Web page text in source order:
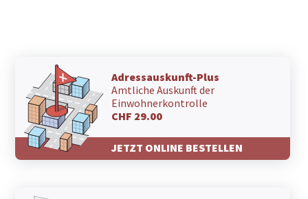
Adressauskunft-Plus
Amtliche Auskunft der
Einwohnerkontrolle
CHF 29.00
JETZT ONLINE BESTELLEN